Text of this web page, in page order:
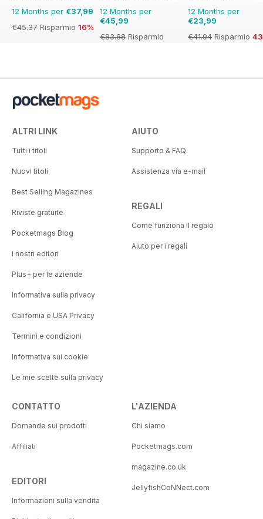
12 Months per €37,99
€45.37 Risparmio 16%
12 Months per
€45,99
€83.88 Risparmio
12 Months per
€23,99
€41.94 Risparmio
ALTRI LINK
Tutti i titoli
Nuovi titoli
Best Selling Magazines
Riviste gratuite
Pocketmags Blog
I nostri editori
Plus+ per le aziende
Informativa sulla privacy
California e USA Privacy
Termini e condizioni
Informativa sui cookie
Le mie scelte sulla privacy
AIUTO
Supporto & FAQ
Assistenza via e-mail
REGALI
Come funziona il regalo
Aiuto per i regali
CONTATTO
Domande sui prodotti
Affiliati
EDITORI
Informazioni sulla vendita
L'AZIENDA
Chi siamo
Pocketmags.com
magazine.co.uk
JellyfishCoNNect.com